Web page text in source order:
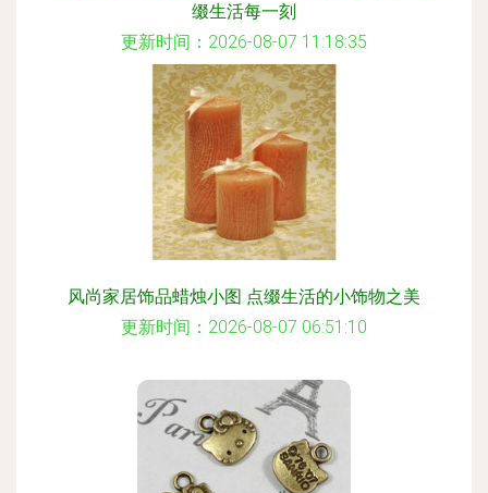
缀生活每一刻
更新时间：2026-08-07 11:18:35
风尚家居饰品蜡烛小图 点缀生活的小饰物之美
更新时间：2026-08-07 06:51:10